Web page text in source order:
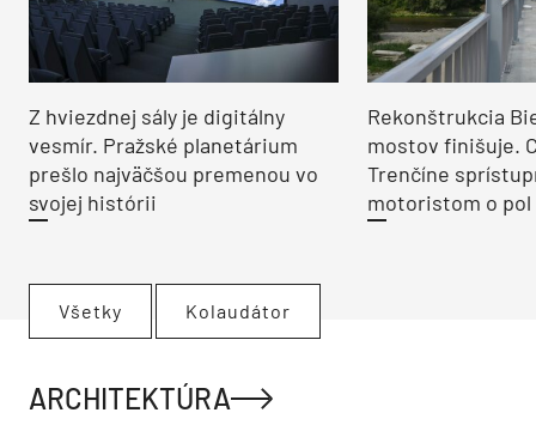
Z hviezdnej sály je digitálny
vesmír. Pražské planetárium
prešlo najväčšou premenou vo
svojej histórii
Rekonštrukcia
mostov finišuje.
Trenčíne
motoristom o pol
Všetky Kolaudátor
ARCHITEKTÚRA